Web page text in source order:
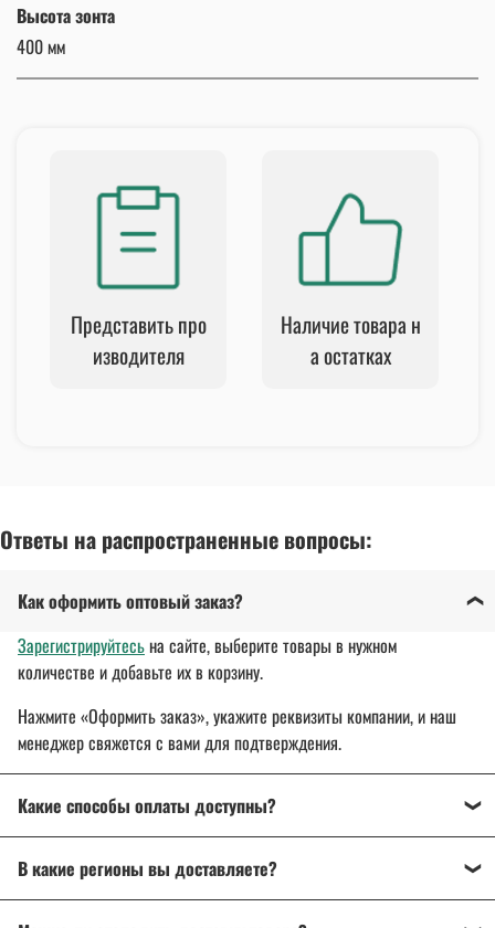
Высота зонта
400 мм
Представить про
изводителя
Наличие товара н
а остатках
Ответы на распространенные вопросы:
Как оформить оптовый заказ?
Зарегистрируйтесьна сайте, выберите товары в нужном
количестве и добавьте их в корзину.
Нажмите «Оформить заказ», укажите реквизиты компании, и наш
менеджер свяжется с вами для подтверждения.
Какие способы оплаты доступны?
расчетный счет организации.
Для государственных и муниципальных заказчиков
В какие регионы вы доставляете?